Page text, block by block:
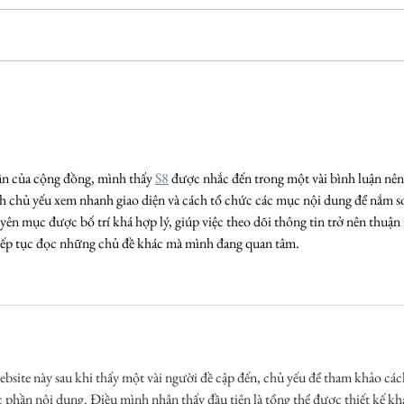
của cộng đồng, mình thấy S8 được nhắc đến trong một vài bình luận nên
yếu xem nhanh giao diện và cách tổ chức các mục nội dung để nắm
mục được bố trí khá hợp lý, giúp việc theo dõi thông tin trở nên thuận
tục đọc những chủ đề khác mà mình đang quan tâm.
này sau khi thấy một vài người đề cập đến, chủ yếu để tham khảo
phần nội dung. Điều mình nhận thấy đầu tiên là tổng thể được thiết kế